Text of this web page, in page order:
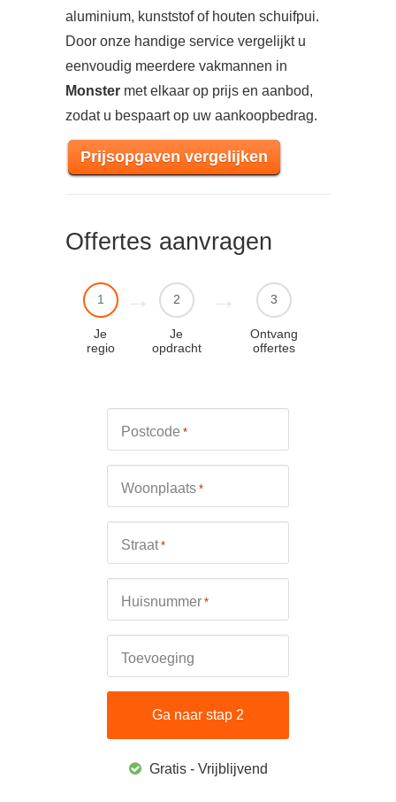
aluminium, kunststof of houten schuifpui.
Door onze handige service vergelijkt u
eenvoudig meerdere vakmannen in
Monster met elkaar op prijs en aanbod,
zodat u bespaart op uw aankoopbedrag.
Prijsopgaven vergelijken
Offertes aanvragen
1
Je
regio
2
Je
opdracht
3
Ontvang
offertes
Postcode *
Woonplaats *
Straat *
Huisnummer *
Toevoeging
Gratis - Vrijblijvend